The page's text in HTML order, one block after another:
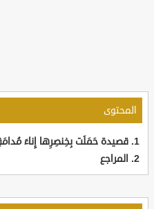
المحتوى
قصيدة حَمَلَت بِخِنصِرِها إِناءَ
المراجع